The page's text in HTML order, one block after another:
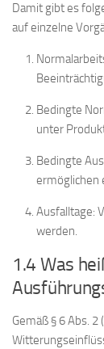
Damit gibt es
auf einzelne
Bedingte
unter
Bedingte
ermöglichen
Ausfalltage:
werden.
1.4 Was
Gemäß § 6 Abs.